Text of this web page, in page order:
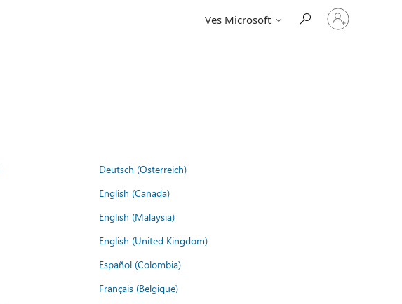
Ves Microsoft
Vpišite
se
Deutsch (Österreich)
English (Canada)
English (Malaysia)
English (United Kingdom)
Español (Colombia)
Français (Belgique)